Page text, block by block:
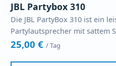
JBL Partybox 310
Die JBL PartyBox 310 ist ein
Partylautsprecher mit sattem
25,00 € / Tag